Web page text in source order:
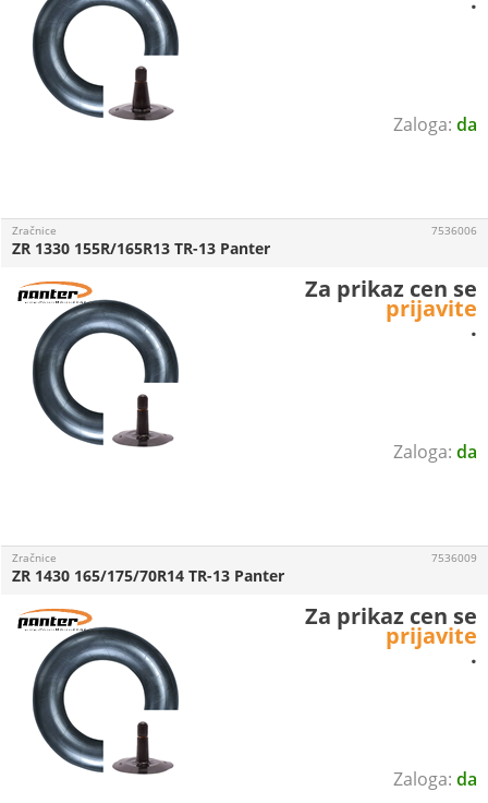
da
da
Zračnice
ZR 1330 155R/165R13 TR-13 Panter
7536006
Za prikaz cen se
prijavite
.
da
Zračnice
ZR 1430 165/175/70R14 TR-13 Panter
7536009
Za prikaz cen se
prijavite
.